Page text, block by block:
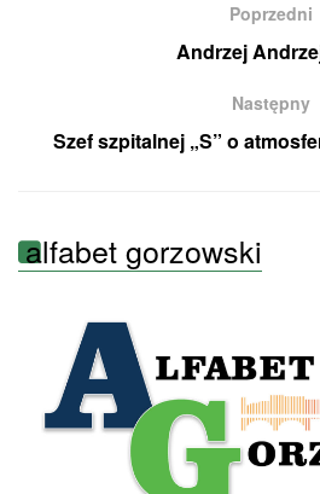
Poprzedni
Andrzej
Następny
Szef szpitalnej „S” o
alfabet gorzowski